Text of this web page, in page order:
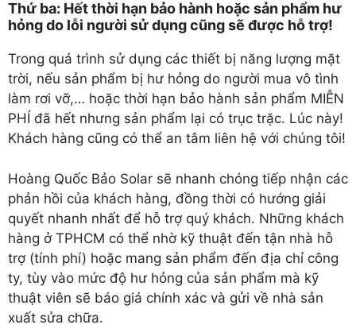
Thứ ba: Hết thời hạn bảo hành hoặc sản phẩm hư
hỏng do lỗi người sử dụng cũng sẽ được hỗ trợ!
Trong quá trình sử dụng các thiết bị năng lượng mặt
trời, nếu sản phẩm bị hư hỏng do người mua vô tình
làm rơi vỡ,… hoặc thời hạn bảo hành sản phẩm MIỄN
PHÍ đã hết nhưng sản phẩm lại có trục trặc. Lúc này!
Khách hàng cũng có thể an tâm liên hệ với chúng tôi!
Hoàng Quốc Bảo Solar sẽ nhanh chóng tiếp nhận các
phản hồi của khách hàng, đồng thời có hướng giải
quyết nhanh nhất để hỗ trợ quý khách. Những khách
hàng ở TPHCM có thể nhờ kỹ thuật đến tận nhà hỗ
trợ (tính phí) hoặc mang sản phẩm đến địa chỉ công
ty, tùy vào mức độ hư hỏng của sản phẩm mà kỹ
thuật viên sẽ báo giá chính xác và gửi về nhà sản
xuất sửa chữa.